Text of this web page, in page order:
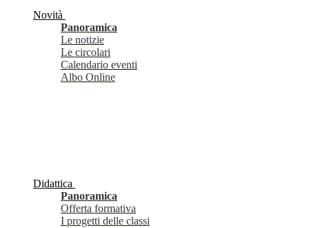
Novità
Panoramica
Le notizie
Le circolari
Calendario eventi
Albo Online
Didattica
Panoramica
Offerta formativa
I progetti delle classi